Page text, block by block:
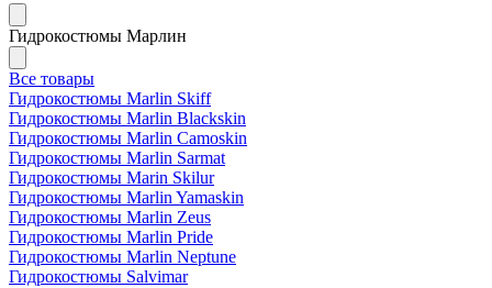
Гидрокостюмы Марлин
Все товары
Гидрокостюмы Marlin Skiff
Гидрокостюмы Marlin Blackskin
Гидрокостюмы Marlin Camoskin
Гидрокостюмы Marlin Sarmat
Гидрокостюмы Marin Skilur
Гидрокостюмы Marlin Yamaskin
Гидрокостюмы Marlin Zeus
Гидрокостюмы Marlin Pride
Гидрокостюмы Marlin Neptune
Гидрокостюмы Salvimar